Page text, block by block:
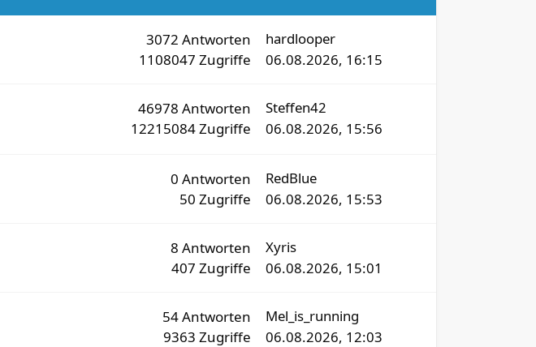
3072Antworten
1108047Zugriffe
hardlooper
06.08.2026, 16:15
46978Antworten
12215084Zugriffe
Steffen42
06.08.2026, 15:56
0Antworten
50Zugriffe
RedBlue
06.08.2026, 15:53
8Antworten
407Zugriffe
Xyris
06.08.2026, 15:01
54Antworten
9363Zugriffe
Mel_is_running
06.08.2026, 12:03